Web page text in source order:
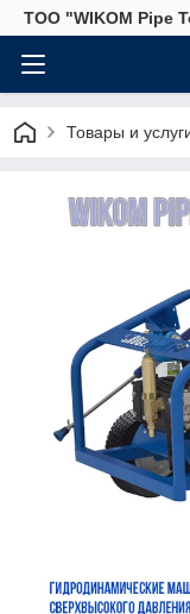
ТОО "WIKOM Pipe
Товары и